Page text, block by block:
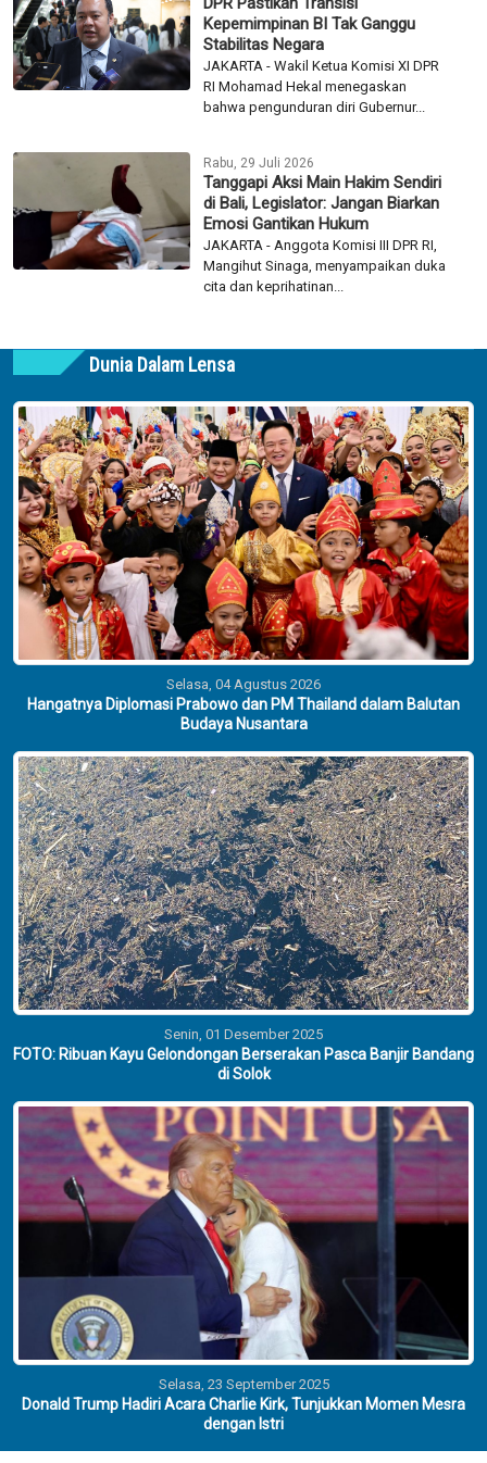
Kepemimpinan BI Tak Ganggu
Stabilitas Negara
JAKARTA - Wakil Ketua Komisi XI DPR
RI Mohamad Hekal menegaskan
bahwa pengunduran diri Gubernur...
Rabu, 29 Juli 2026
Tanggapi Aksi Main Hakim Sendiri
di Bali, Legislator: Jangan Biarkan
Emosi Gantikan Hukum
JAKARTA - Anggota Komisi III DPR RI,
Mangihut Sinaga, menyampaikan duka
cita dan keprihatinan...
Dunia Dalam Lensa
Selasa, 04 Agustus 2026
Hangatnya Diplomasi Prabowo dan PM Thailand dalam Balutan
Budaya Nusantara
Senin, 01 Desember 2025
FOTO: Ribuan Kayu Gelondongan Berserakan Pasca Banjir Bandang
di Solok
Selasa, 23 September 2025
Donald Trump Hadiri Acara Charlie Kirk, Tunjukkan Momen Mesra
dengan Istri